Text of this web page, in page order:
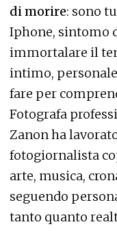
di morire: sono
Iphone, sintomo
immortalare il
intimo,
fare per
Fotografa
Zanon ha
fotogiornalista
arte, musica,
seguendo
tanto quanto